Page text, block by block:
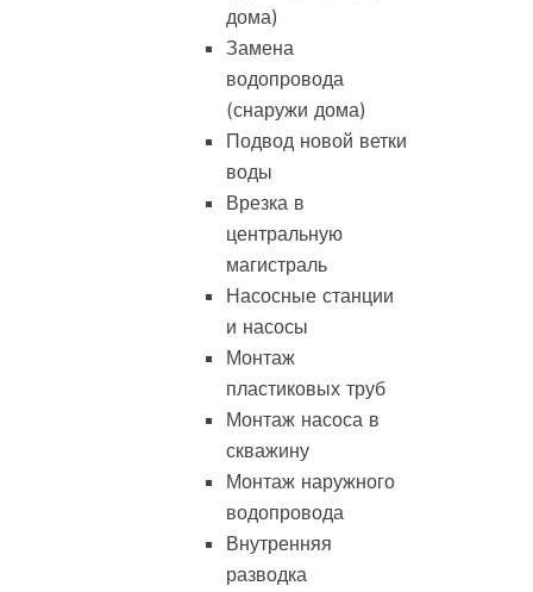
дома)
Замена
водопровода
(снаружи дома)
Подвод новой ветки
воды
Врезка в
центральную
магистраль
Насосные станции
и насосы
Монтаж
пластиковых труб
Монтаж насоса в
скважину
Монтаж наружного
водопровода
Внутренняя
разводка